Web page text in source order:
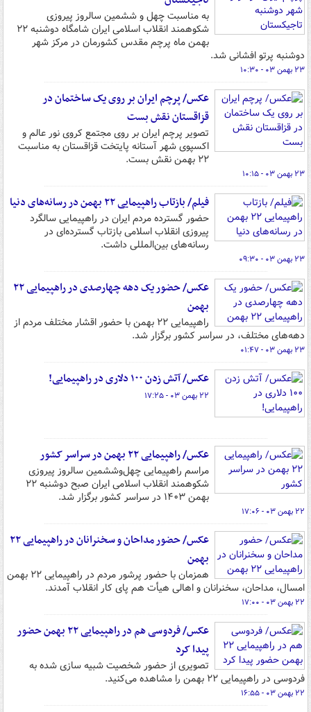
به مناسبت چهل و ششمین سالروز پیروزی
شکوهمند انقلاب اسلامی ایران شامگاه دوشنبه ٢٢
بهمن ماه پرچم مقدس کشورمان در مرکز شهر
دوشنبه پرتو افشانی شد.
۲۳ بهمن ۰۳ - ۱۰:۳۰
عکس/ پرچم ایران بر روی یک ساختمان در
قزاقستان نقش بست
تصویر پرچم ایران بر روی مجتمع کروی نور عالم و
اکسپوی شهر ‎آستانه پایتخت ‎قزاقستان به مناسبت
۲۲ بهمن نقش بست.
۲۳ بهمن ۰۳ - ۱۰:۱۵
فیلم/ بازتاب راهپیمایی ۲۲ بهمن در رسانه‌های دنیا
حضور گسترده مردم ایران در راهپیمایی سالگرد
پیروزی انقلاب اسلامی بازتاب گسترده‌ای در
رسانه‌های بین‌المللی داشت.
۲۳ بهمن ۰۳ - ۰۹:۳۰
عکس/ حضور یک دهه چهارصدی در راهپیمایی ۲۲
بهمن
راهپیمایی ۲۲ بهمن با حضور اقشار مختلف مردم از
دهه‌های مختلف، در سراسر کشور برگزار شد.
۲۳ بهمن ۰۳ - ۰۱:۴۷
عکس/ آتش زدن ۱۰۰ دلاری در راهپیمایی!
۲۲ بهمن ۰۳ - ۱۷:۲۵
عکس/ راهپیمایی ۲۲ بهمن در سراسر کشور
مراسم راهپیمایی چهل‌وششمین سالروز پیروزی
شکوهمند انقلاب اسلامی ایران صبح دوشنبه ۲۲
بهمن ۱۴۰۳ در سراسر کشور برگزار شد.
۲۲ بهمن ۰۳ - ۱۷:۰۶
عکس/ حضور مداحان و سخنرانان در راهپیمایی ۲۲
بهمن
همزمان با حضور پرشور مردم در راهپیمایی ۲۲ بهمن
امسال، مداحان، سخنرانان و اهالی هیأت هم پای کار انقلاب آمدند.
۲۲ بهمن ۰۳ - ۱۷:۰۰
عکس/ فردوسی هم در راهپیمایی ۲۲ بهمن حضور
پیدا کرد
تصویری از حضور شخصیت شبیه سازی شده به
فردوسی در راهپیمایی ۲۲ بهمن را مشاهده می‌کنید.
۲۲ بهمن ۰۳ - ۱۶:۵۵